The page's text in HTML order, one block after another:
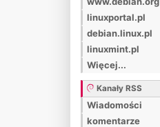
linuxportal.pl
debian.linux.pl
linuxmint.pl
Więcej...
Kanały RSS
Wiadomości
komentarze